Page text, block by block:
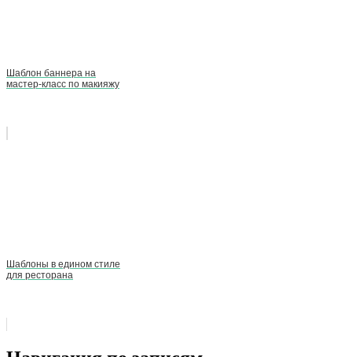
Шаблон баннера на
мастер-класс по макияжу
Шаблоны в едином стиле
для ресторана